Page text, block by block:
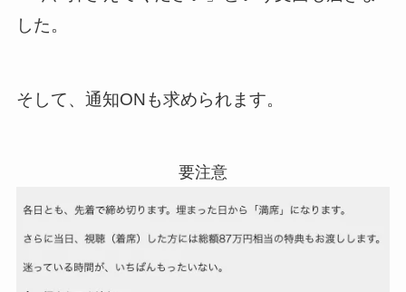
した。
そして、通知ONも求められます。